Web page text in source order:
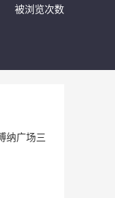
被浏览次数
纳广场三